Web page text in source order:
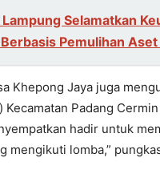
Selamatkan
Pemulihan
Khepong Jaya juga
Padang
hadir untuk
mengikuti lomba,”